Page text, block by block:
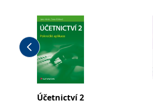
Účetnictví 2